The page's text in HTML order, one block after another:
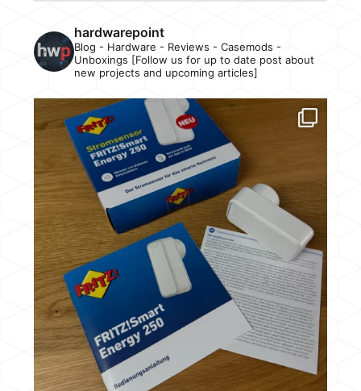
hardwarepoint
Blog - Hardware - Reviews - Casemods -
Unboxings [Follow us for up to date post about
new projects and upcoming articles]